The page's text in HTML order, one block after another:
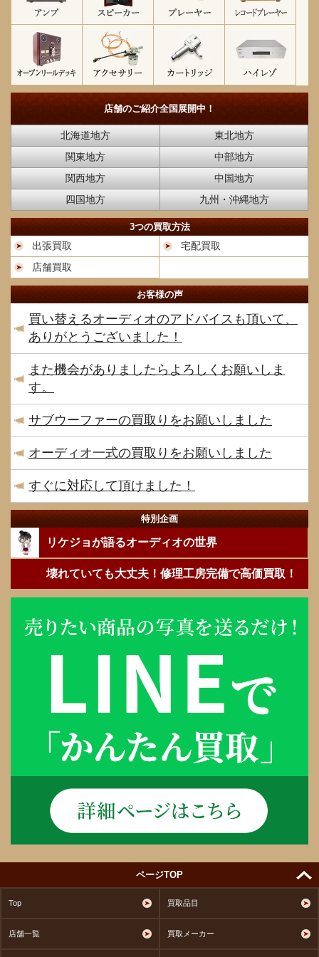
店舗のご紹介全国展開中！
北海道地方
東北地方
関東地方
中部地方
関西地方
中国地方
四国地方
九州・沖縄地方
3つの買取方法
出張買取
宅配買取
店舗買取
お客様の声
買い替えるオーディオのアドバイスも頂いて、
ありがとうございました！
また機会がありましたらよろしくお願いしま
す。
サブウーファーの買取りをお願いしました
オーディオ一式の買取りをお願いしました
すぐに対応して頂けました！
特別企画
リケジョが語るオーディオの世界
壊れていても大丈夫！修理工房完備で高価買取！
ページTOP
Top 買取品目
店舗一覧 買取メーカー